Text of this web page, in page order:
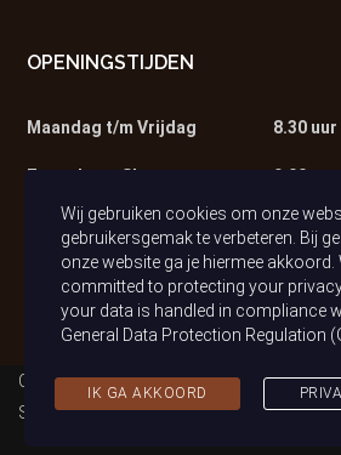
OPENINGSTIJDEN
Maandag t/m Vrijdag 8.30
Zaterdag – Showroom 9.00 uur
Zaterdag – Werkplaats 9.00 uur
Copyright © 2021 Auto van Tilburg | Alle
Sitemap|Privacybeleid (AVG) | Realisatie
Wij gebruiken cookies om onze
gebruikersgemak te verbeteren. Bij
onze website ga je hiermee akkoord.
committed to protecting your
your data is handled in compliance
General Data Protection Regulation
IK GA AKKOORD